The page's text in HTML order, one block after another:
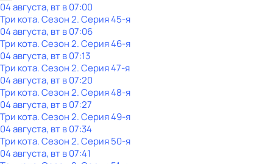
04 августа, вт в 07:00
Три кота. Сезон 2. Серия 45-я
04 августа, вт в 07:06
Три кота. Сезон 2. Серия 46-я
04 августа, вт в 07:13
Три кота. Сезон 2. Серия 47-я
04 августа, вт в 07:20
Три кота. Сезон 2. Серия 48-я
04 августа, вт в 07:27
Три кота. Сезон 2. Серия 49-я
04 августа, вт в 07:34
Три кота. Сезон 2. Серия 50-я
04 августа, вт в 07:41